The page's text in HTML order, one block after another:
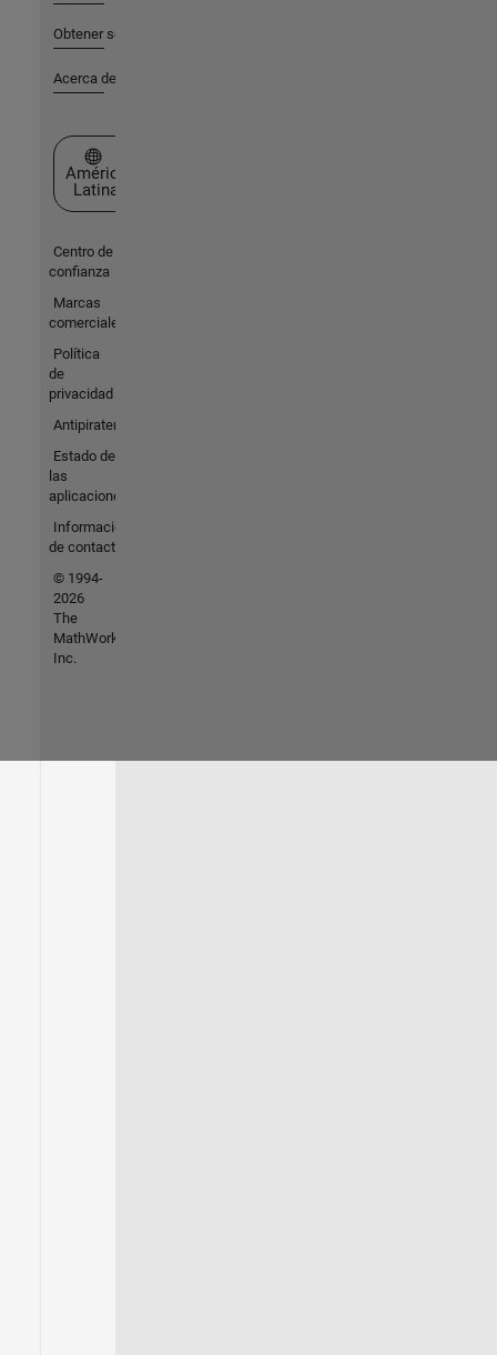
Obtener soporte
Acerca de MathWorks
Seleccione un país/idioma
América
Latina
Centro de
confianza
Marcas
comerciales
Política
de
privacidad
Antipiratería
Estado de
las
aplicaciones
Información
de contacto
© 1994-
2026
The
MathWorks,
Inc.